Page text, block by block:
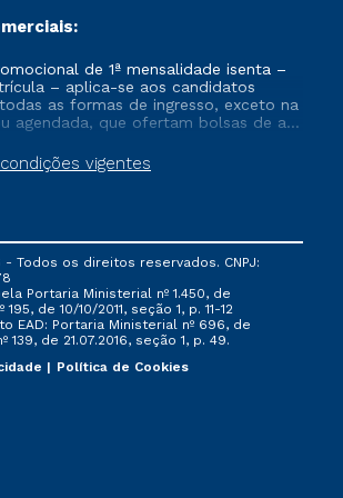
vigentes
de 1ª mensalidade isenta –
– aplica-se aos candidatos
as formas de ingresso, exceto na
agendada, que ofertam bolsas de até
não tenham efetivado e/ou não
ou trancado sua matrícula em uma
e outros programas governamentais, e
com nenhuma outra campanha
- Todos os direitos reservados. CNPJ:
Portaria Ministerial nº 1.450, de
195, de 10/10/2011, seção 1, p. 11-12
EAD: Portaria Ministerial nº 696, de
139, de 21.07.2016, seção 1, p. 49.
Política de Cookies